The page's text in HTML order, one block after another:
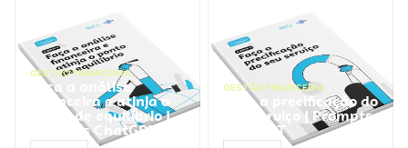
GESTÃO FINANCEIRA
Faça a análise
financeira e atinja o
ponto de equilíbrio |
Prompts ChatGPT
GESTÃO FINANCEIRA
Faça a precificação do
seu serviço | Prompts
ChatGPT